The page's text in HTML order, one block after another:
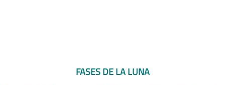
FASES DE LA LUNA